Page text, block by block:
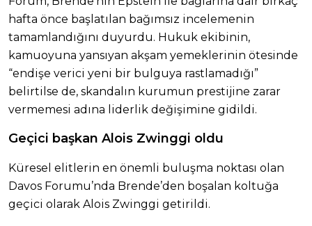
hafta önce başlatılan bağımsız incelemenin
tamamlandığını duyurdu. Hukuk ekibinin,
kamuoyuna yansıyan akşam yemeklerinin ötesinde
“endişe verici yeni bir bulguya rastlamadığı”
belirtilse de, skandalın kurumun prestijine zarar
vermemesi adına liderlik değişimine gidildi.
Geçici başkan Alois ⁠Zwinggi oldu
Küresel elitlerin en önemli buluşma noktası olan
Davos Forumu’nda Brende’den boşalan koltuğa
geçici olarak Alois ⁠Zwinggi getirildi.